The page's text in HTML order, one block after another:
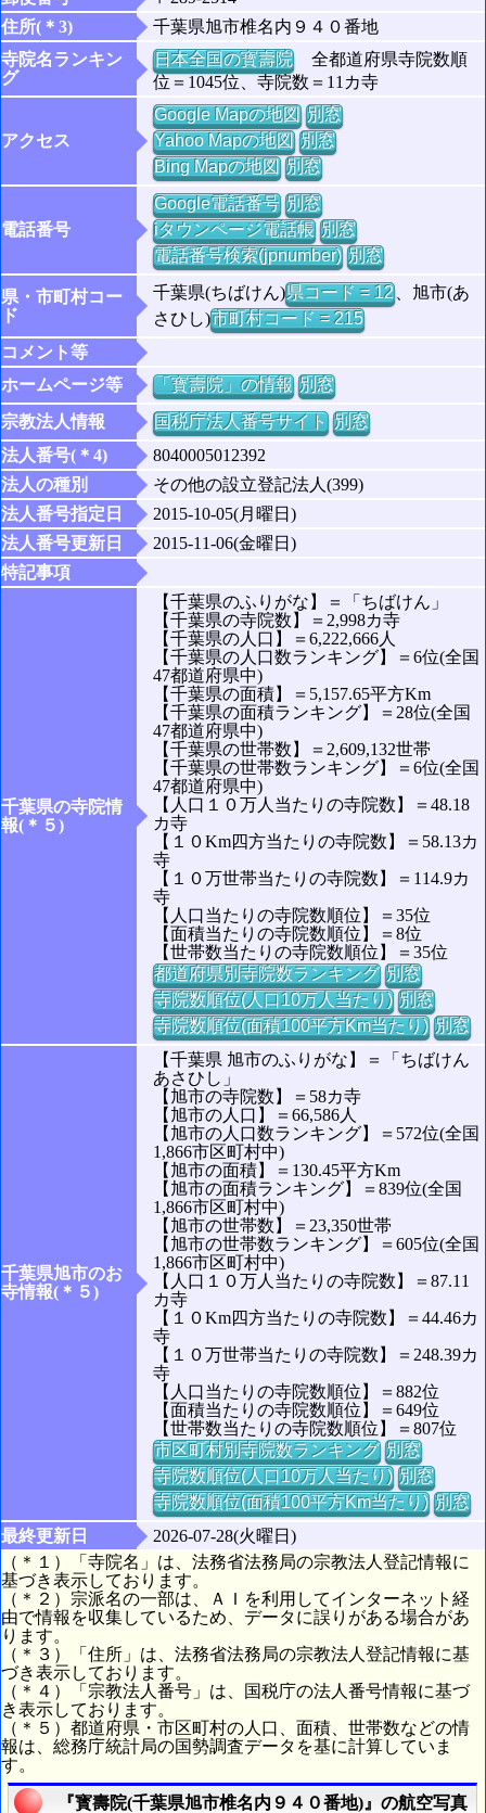
住所(＊3)
千葉県旭市椎名内９４０番地
寺院名ランキン
グ
日本全国の寳壽院全都道府県寺院数順
位＝1045位、寺院数＝11カ寺
アクセス
Google Mapの地図 別窓
Yahoo Mapの地図 別窓
Bing Mapの地図 別窓
電話番号
Google電話番号 別窓
iタウンページ電話帳 別窓
電話番号検索(jpnumber) 別窓
県・市町村コー
ド
千葉県(ちばけん)県コード = 12、旭市(あ
さひし)市町村コード = 215
コメント等
ホームページ等
「寳壽院」の情報 別窓
宗教法人情報
国税庁法人番号サイト 別窓
法人番号(＊4)
8040005012392
法人の種別
その他の設立登記法人(399)
法人番号指定日
2015-10-05(月曜日)
法人番号更新日
2015-11-06(金曜日)
特記事項
千葉県の寺院情
報(＊５)
【千葉県のふりがな】＝「ちばけん」
【千葉県の寺院数】＝2,998カ寺
【千葉県の人口】＝6,222,666人
【千葉県の人口数ランキング】＝6位(全国
47都道府県中)
【千葉県の面積】＝5,157.65平方Km
【千葉県の面積ランキング】＝28位(全国
47都道府県中)
【千葉県の世帯数】＝2,609,132世帯
【千葉県の世帯数ランキング】＝6位(全国
47都道府県中)
【人口１０万人当たりの寺院数】＝48.18
カ寺
【１０Km四方当たりの寺院数】＝58.13カ
寺
【１０万世帯当たりの寺院数】＝114.9カ
寺
【人口当たりの寺院数順位】＝35位
【面積当たりの寺院数順位】＝8位
【世帯数当たりの寺院数順位】＝35位
都道府県別寺院数ランキング 別窓
寺院数順位(人口10万人当たり) 別窓
寺院数順位(面積100平方Km当たり) 別窓
千葉県旭市のお
寺情報(＊５)
【千葉県 旭市のふりがな】＝「ちばけん
あさひし」
【旭市の寺院数】＝58カ寺
【旭市の人口】＝66,586人
【旭市の人口数ランキング】＝572位(全国
1,866市区町村中)
【旭市の面積】＝130.45平方Km
【旭市の面積ランキング】＝839位(全国
1,866市区町村中)
【旭市の世帯数】＝23,350世帯
【旭市の世帯数ランキング】＝605位(全国
1,866市区町村中)
【人口１０万人当たりの寺院数】＝87.11
カ寺
【１０Km四方当たりの寺院数】＝44.46カ
寺
【１０万世帯当たりの寺院数】＝248.39カ
寺
【人口当たりの寺院数順位】＝882位
【面積当たりの寺院数順位】＝649位
【世帯数当たりの寺院数順位】＝807位
市区町村別寺院数ランキング 別窓
寺院数順位(人口10万人当たり) 別窓
寺院数順位(面積100平方Km当たり) 別窓
最終更新日
2026-07-28(火曜日)
（＊１）「寺院名」は、法務省法務局の宗教法人登記情報に
基づき表示しております。
（＊２）宗派名の一部は、ＡＩを利用してインターネット経
由で情報を収集しているため、データに誤りがある場合があ
ります。
（＊３）「住所」は、法務省法務局の宗教法人登記情報に基
づき表示しております。
（＊４）「宗教法人番号」は、国税庁の法人番号情報に基づ
き表示しております。
（＊５）都道府県・市区町村の人口、面積、世帯数などの情
報は、総務庁統計局の国勢調査データを基に計算していま
す。
『寳壽院(千葉県旭市椎名内９４０番地)』の航空写真